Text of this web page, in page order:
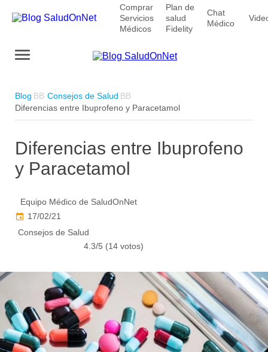
Comprar
Servicios
Médicos
Plan de
salud
Fidelity
Chat
Médico
Blog
Consejos de Salud
Diferencias entre Ibuprofeno y Paracetamol
Diferencias entre Ibuprofeno
y Paracetamol
Equipo Médico de SaludOnNet
17/02/21
Consejos de Salud
4.3/5 (14 votos)